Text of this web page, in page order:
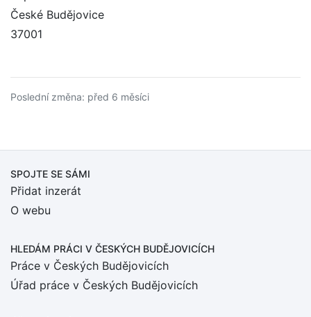
České Budějovice
37001
Poslední změna: před 6 měsíci
SPOJTE SE SÁMI
Přidat inzerát
O webu
HLEDÁM PRÁCI V ČESKÝCH BUDĚJOVICÍCH
Práce v Českých Budějovicích
Úřad práce v Českých Budějovicích